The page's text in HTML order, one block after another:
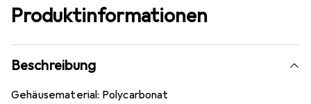
Produktinformationen
Beschreibung
Gehäusematerial: Polycarbonat